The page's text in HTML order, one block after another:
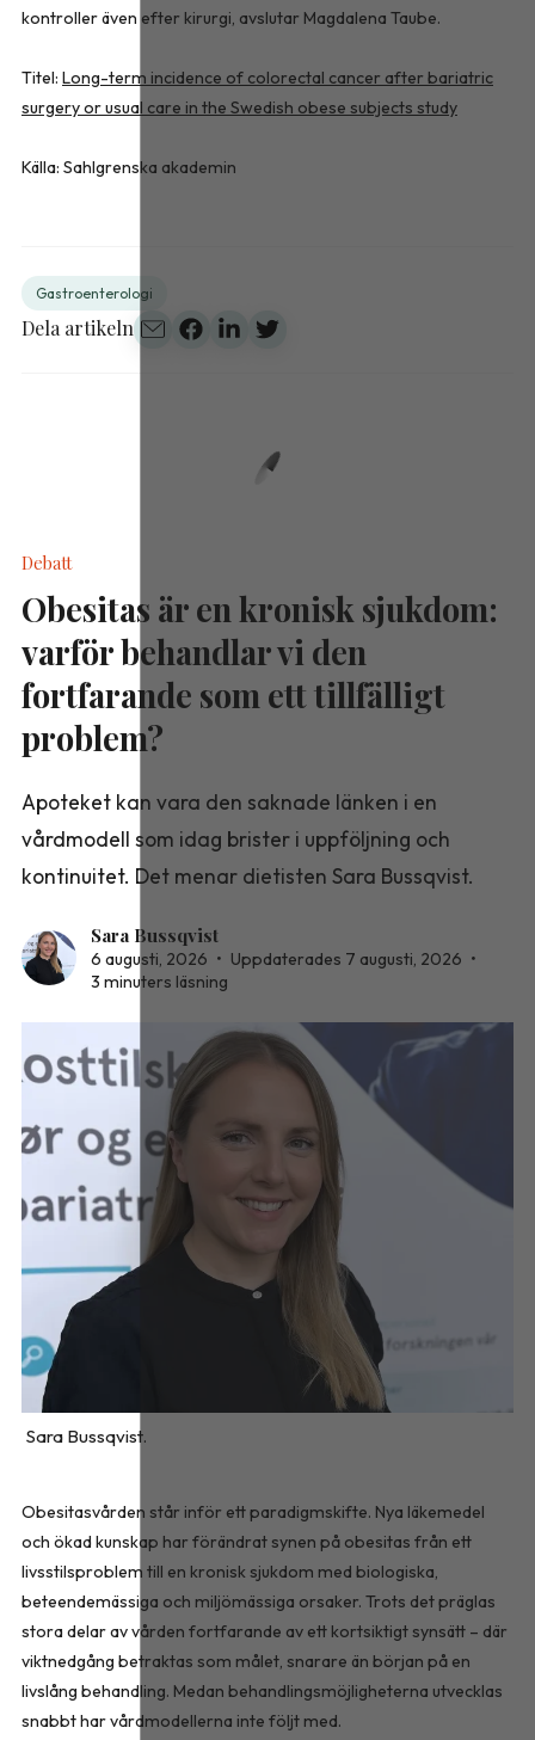
kontroller även efter kirurgi, avslutar Magdalena Taube.
Titel: Long-term incidence of colorectal cancer after bariatric
surgery or usual care in the Swedish obese subjects study
Källa: Sahlgrenska akademin
Gastroenterologi
Dela artikeln
Debatt
Obesitas är en kronisk sjukdom:
varför behandlar vi den
fortfarande som ett tillfälligt
problem?
Apoteket kan vara den saknade länken i en
vårdmodell som idag brister i uppföljning och
kontinuitet. Det menar dietisten Sara Bussqvist.
Sara Bussqvist
6 augusti, 2026 • Uppdaterades 7 augusti, 2026 •
3 minuters läsning
Sara Bussqvist.
Obesitasvården står inför ett paradigmskifte. Nya läkemedel
och ökad kunskap har förändrat synen på obesitas från ett
livsstilsproblem till en kronisk sjukdom med biologiska,
beteendemässiga och miljömässiga orsaker. Trots det präglas
stora delar av vården fortfarande av ett kortsiktigt synsätt – där
viktnedgång betraktas som målet, snarare än början på en
livslång behandling. Medan behandlingsmöjligheterna utvecklas
snabbt har vårdmodellerna inte följt med.